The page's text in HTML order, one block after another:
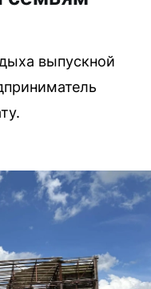
выпускной